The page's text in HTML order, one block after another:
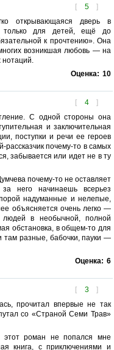
[ 5 ]
открывающаяся дверь в
для детей, ещё до
к прочтению». Она
возникшая любовь — на
нотаций.
Оценка: 10
[ 4 ]
С одной стороны она
и заключительная
поступки и речи ее героев
рассказчик почему-то в самых
забывается или идет не в ту
почему-то не оставляет
него начинаешь всерьез
надуманные и нелепые,
объясняется очень легко —
людей в необычной, полной
обстановка, в общем-то для
там разные, бабочки, пауки —
Оценка: 6
[ 3 ]
прочитал впервые не так
со «Страной Семи Трав»
этот роман не попался мне
книга, с приключениями и